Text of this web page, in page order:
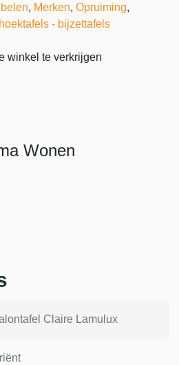
, Merken, Opruiming,
- bijzettafels
winkel te verkrijgen
Wonen
Claire Lamulux